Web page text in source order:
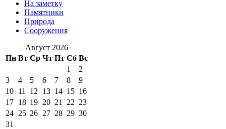
На заметку
Памятники
Природа
Сооружения
Август 2026
Пн Вт Ср Чт Пт Сб Вс
1
2
3
4 5 6 7 8
9
10 11 12 13 14 15 16
17 18 19 20 21 22 23
24 25 26 27 28 29 30
31